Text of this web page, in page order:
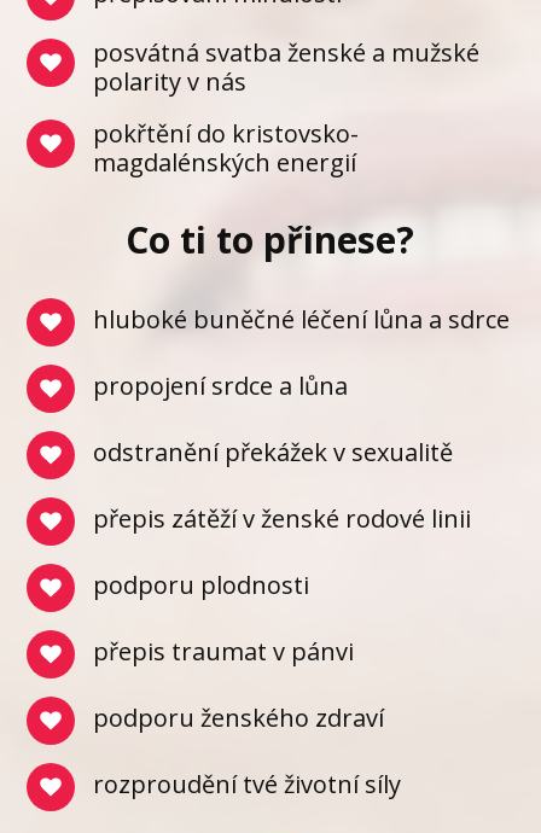
posvátná svatba ženské a mužské
polarity v nás
pokřtění do kristovsko-
magdalénských energií
Co ti to přinese?
hluboké buněčné léčení lůna a sdrce
propojení srdce a lůna
odstranění překážek v sexualitě
přepis zátěží v ženské rodové linii
podporu plodnosti
přepis traumat v pánvi
podporu ženského zdraví
rozproudění tvé životní síly